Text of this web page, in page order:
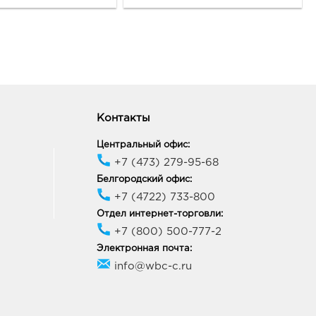
9:00 - 21:00
Молодежный: руб.
Воронежская обл, г
д. 62
9:00 - 20:00
Контакты
Центральный офис:
+7 (473) 279-95-68
Белгородский офис:
+7 (4722) 733-800
Отдел интернет-торговли:
+7 (800) 500-777-2
Электронная почта:
info@wbc-c.ru